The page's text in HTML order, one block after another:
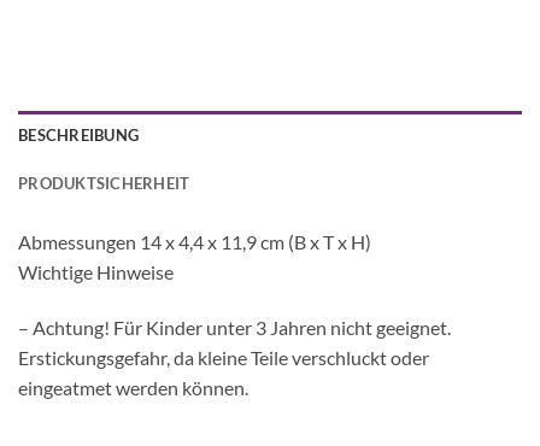
BESCHREIBUNG
PRODUKTSICHERHEIT
Abmessungen 14 x 4,4 x 11,9 cm (B x T x H)
Wichtige Hinweise
– Achtung! Für Kinder unter 3 Jahren nicht geeignet.
Erstickungsgefahr, da kleine Teile verschluckt oder
eingeatmet werden können.